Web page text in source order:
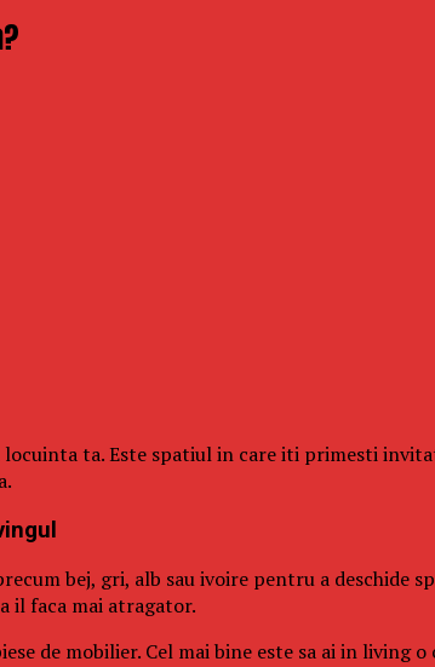
ta. Este spatiul in care iti primesti
bej, gri, alb sau ivoire pentru a deschide
il faca mai atragator.
de mobilier. Cel mai bine este sa ai in living